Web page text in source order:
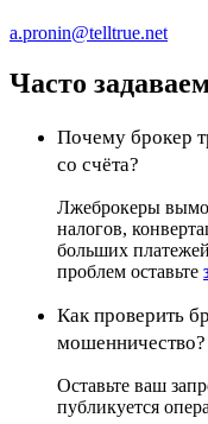
a.pronin@telltrue.net
Часто
Почему брокер
со счёта?
Лжеброкеры
налогов,
больших
проблем оставьте
Как проверить
мошенничество?
Оставьте ваш
публикуется